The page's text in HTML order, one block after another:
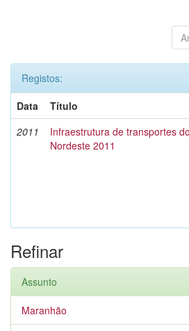
Registos:
Data
Título
2011
Infraestrutura de transportes do
Nordeste 2011
Refinar
Assunto
Maranhão